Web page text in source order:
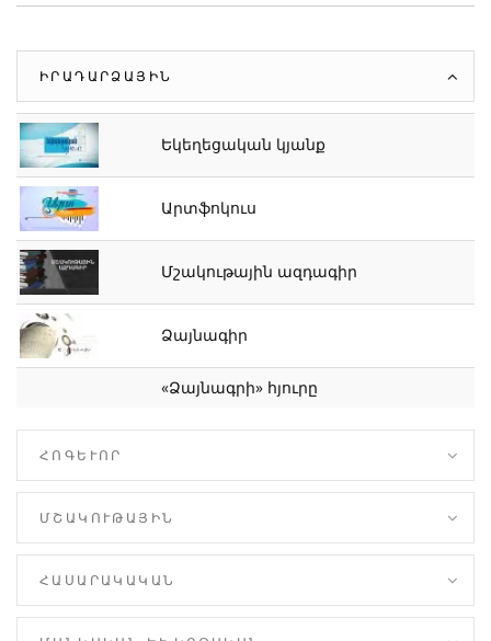
ԻՐԱԴԱՐՁԱՅԻՆ
Եկեղեցական կյանք
Արտֆոկուս
Մշակութային ազդագիր
Ձայնագիր
«Ձայնագրի» հյուրը
ՀՈԳԵՒՈՐ
ՄՇԱԿՈՒԹԱՅԻՆ
ՀԱՍԱՐԱԿԱԿԱՆ